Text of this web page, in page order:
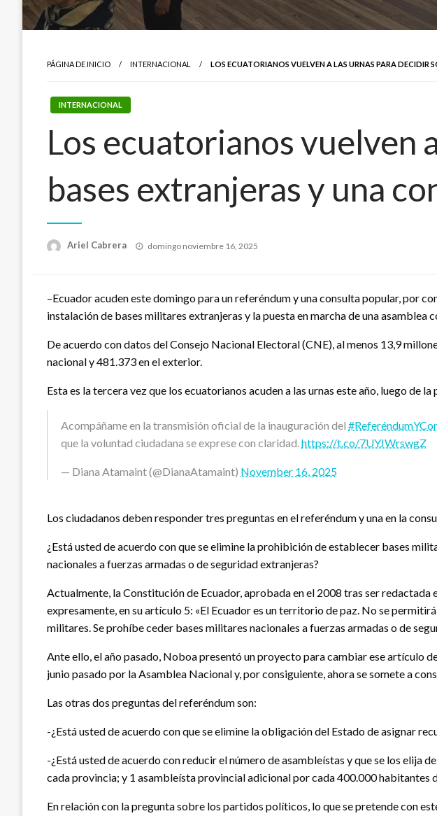
PÁGINA DE INICIO INTERNACIONAL LOS ECUATORIANOS VUELVEN A LAS URNAS PARA DECIDIR
INTERNACIONAL
Los ecuatorianos vuelven
bases extranjeras y una
Ariel Cabrera
Publicado
domingo noviembre 16, 2025
–Ecuador acuden este domingo para un referéndum y una consulta popular, por
instalación de bases militares extranjeras y la puesta en marcha de una asamblea
De acuerdo con datos del Consejo Nacional Electoral (CNE), al menos 13,9
nacional y 481.373 en el exterior.
Esta es la tercera vez que los ecuatorianos acuden a las urnas este año, luego
Acompáñame en la transmisión oficial de la inauguración del
que la voluntad ciudadana se exprese con claridad.https://t.co/7UYJWrswgZ
— Diana Atamaint (@DianaAtamaint) November 16, 2025
Los ciudadanos deben responder tres preguntas en el referéndum y una en la
¿Está usted de acuerdo con que se elimine la prohibición de establecer bases
nacionales a fuerzas armadas o de seguridad extranjeras?
Actualmente, la Constitución de Ecuador, aprobada en el 2008 tras ser
expresamente, en su artículo 5: «El Ecuador es un territorio de paz. No se
militares. Se prohíbe ceder bases militares nacionales a fuerzas armadas o de
Ante ello, el año pasado, Noboa presentó un proyecto para cambiar ese artículo
junio pasado por la Asamblea Nacional y, por consiguiente, ahora se somete a
Las otras dos preguntas del referéndum son:
-¿Está usted de acuerdo con que se elimine la obligación del Estado de asignar
-¿Está usted de acuerdo con reducir el número de asambleístas y que se los
cada provincia; y 1 asambleísta provincial adicional por cada 400.000 habitantes
En relación con la pregunta sobre los partidos políticos, lo que se pretende con